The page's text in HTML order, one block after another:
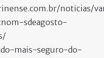
noticias/
sdeagosto-
mais-seguro-do-